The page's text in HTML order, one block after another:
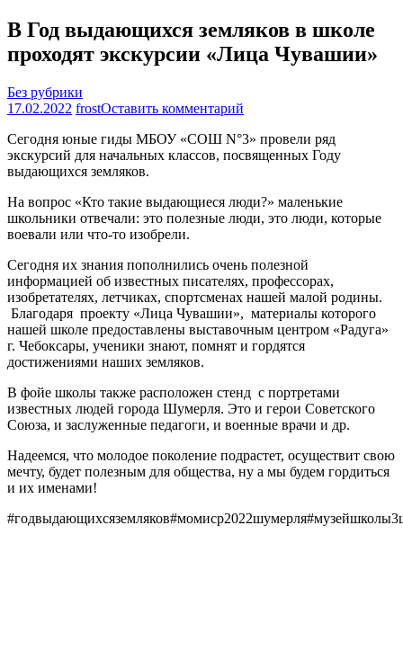
В Год выдающихся земляков в школе
проходят экскурсии «Лица Чувашии»
Без рубрики
17.02.2022 frostОставить комментарий
Год
выдающихся
школе
проходят
Чувашии»
Сегодня юные гиды МБОУ «СОШ N°3» провели ряд
экскурсий для начальных классов, посвященных Году
выдающихся земляков.
На вопрос «Кто такие выдающиеся люди?» маленькие
школьники отвечали: это полезные люди, это люди, которые
воевали или что-то изобрели.
Сегодня их знания пополнились очень полезной
информацией об известных писателях, профессорах,
изобретателях, летчиках, спортсменах нашей малой родины.
Благодаря проекту «Лица Чувашии», материалы которого
нашей школе предоставлены выставочным центром «Радуга»
г. Чебоксары, ученики знают, помнят и гордятся
достижениями наших земляков.
В фойе школы также расположен стенд с портретами
известных людей города Шумерля. Это и герои Советского
Союза, и заслуженные педагоги, и военные врачи и др.
Надеемся, что молодое поколение подрастет, осуществит свою
мечту, будет полезным для общества, ну а мы будем гордиться
и их именами!